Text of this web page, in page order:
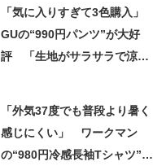
「気に入りすぎて3色購入」
GUの“990円パンツ”が大好
評 「生地がサラサラで涼し
「外気37度でも普段より暑く
感じにくい」 ワークマン
の“980円冷感長袖Tシャツ”